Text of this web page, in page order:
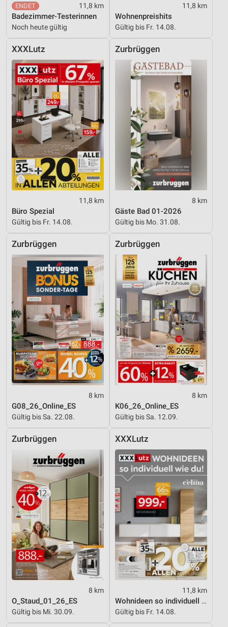
11,8 km
Badezimmer-Testerinnen
Noch heute gültig
11,8 km
Wohnenpreishits
Gültig bis Fr. 14.08.
XXXLutz
11,8 km
Büro Spezial
Gültig bis Fr. 14.08.
Zurbrüggen
8 km
Gäste Bad 01-2026
Gültig bis Mo. 31.08.
Zurbrüggen
8 km
G08_26_Online_ES
Gültig bis Sa. 22.08.
Zurbrüggen
8 km
K06_26_Online_ES
Gültig bis Sa. 12.09.
Zurbrüggen
8 km
O_Staud_01_26_ES
Gültig bis Mi. 30.09.
XXXLutz
11,8 km
Wohnideen so individuell wie du!
Gültig bis Fr. 14.08.